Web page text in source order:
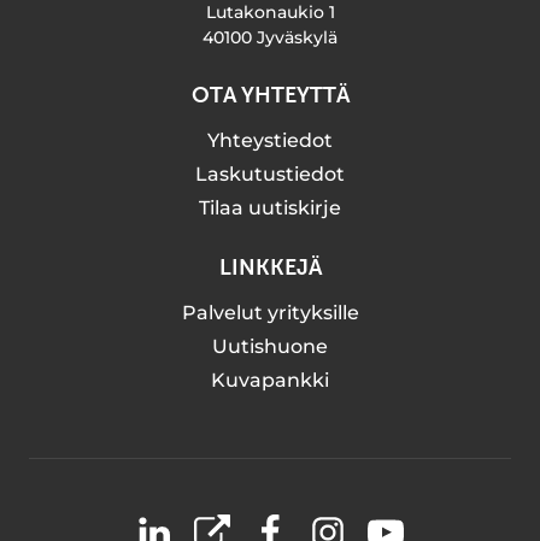
Lutakonaukio 1
40100 Jyväskylä
OTA YHTEYTTÄ
Yhteystiedot
Laskutustiedot
Tilaa uutiskirje
LINKKEJÄ
Palvelut yrityksille
Uutishuone
Kuvapankki
LinkedIn
X FacebookInstagramYouTube